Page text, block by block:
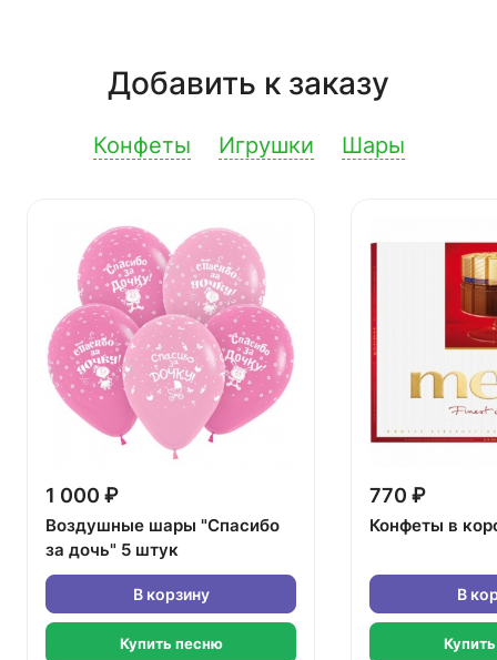
Добавить к заказу
Конфеты Игрушки Шары
1 000 ₽
Воздушные шары "Спасибо
за дочь" 5 штук
В корзину
Купить песню
770 ₽
Конфеты в
В